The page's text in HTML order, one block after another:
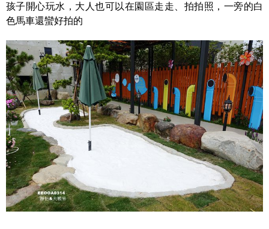
孩子開心玩水，大人也可以在園區走走、拍拍照，一旁的白
色馬車還蠻好拍的